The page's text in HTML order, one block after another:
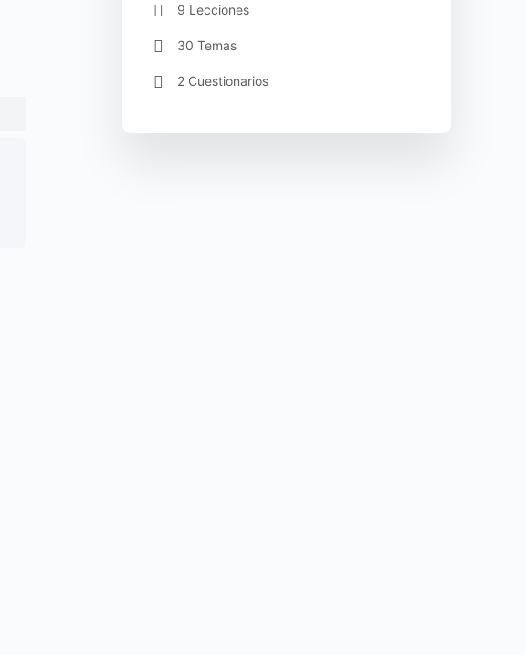
9 Lecciones
30 Temas
2 Cuestionarios